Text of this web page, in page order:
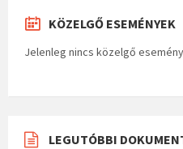
KÖZELGŐ ESEMÉNYEK
Jelenleg nincs közelgő esemény
LEGUTÓBBI